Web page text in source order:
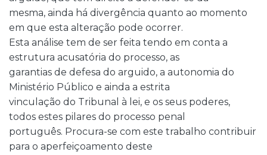
mesma, ainda há divergência quanto ao momento
em que esta alteração pode ocorrer.
Esta análise tem de ser feita tendo em conta a
estrutura acusatória do processo, as
garantias de defesa do arguido, a autonomia do
Ministério Público e ainda a estrita
vinculação do Tribunal à lei, e os seus poderes,
todos estes pilares do processo penal
português. Procura-se com este trabalho contribuir
para o aperfeiçoamento deste